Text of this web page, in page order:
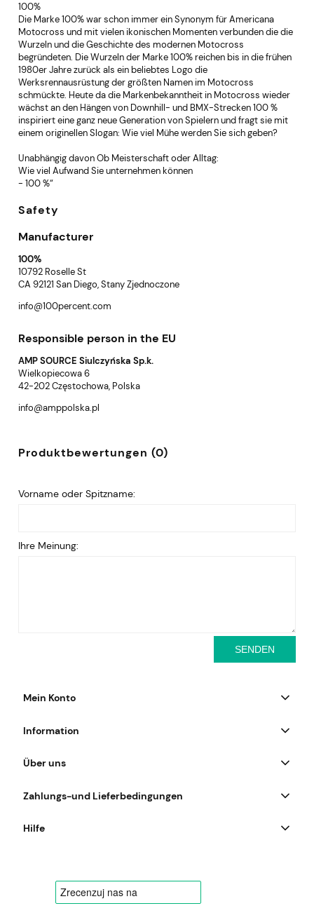
100%
Die Marke 100% war schon immer ein Synonym für Americana
Motocross und mit vielen ikonischen Momenten verbunden die die
Wurzeln und die Geschichte des modernen Motocross
begründeten. Die Wurzeln der Marke 100% reichen bis in die frühen
1980er Jahre zurück als ein beliebtes Logo die
Werksrennausrüstung der größten Namen im Motocross
schmückte. Heute da die Markenbekanntheit in Motocross wieder
wächst an den Hängen von Downhill- und BMX-Strecken 100 %
inspiriert eine ganz neue Generation von Spielern und fragt sie mit
einem originellen Slogan: Wie viel Mühe werden Sie sich geben?
Unabhängig davon Ob Meisterschaft oder Alltag:
Wie viel Aufwand Sie unternehmen können
- 100 %“
Safety
Manufacturer
100%
10792 Roselle St
CA 92121 San Diego, Stany Zjednoczone
info@100percent.com
Responsible person in the EU
AMP SOURCE Siulczyńska Sp.k.
Wielkopiecowa 6
42-202 Częstochowa, Polska
info@amppolska.pl
Produktbewertungen (0)
Vorname oder Spitzname:
Ihre Meinung:
SENDEN
Mein Konto
Information
Über uns
Zahlungs-und Lieferbedingungen
Hilfe